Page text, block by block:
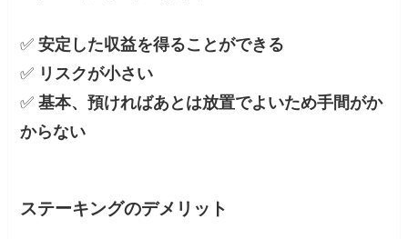
✅安定した収益を得ることができる
✅ リスクが小さい
✅基本、預ければあとは放置でよいため手間がか
からない
ステーキングのデメリット